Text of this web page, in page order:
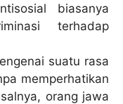
biasanya
terhadap
suatu rasa
memperhatikan
orang jawa